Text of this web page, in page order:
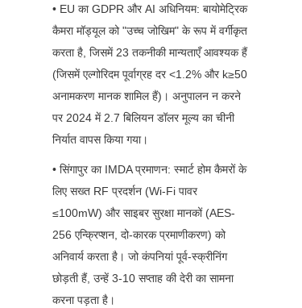
• EU का GDPR और AI अधिनियम: बायोमेट्रिक
कैमरा मॉड्यूल को "उच्च जोखिम" के रूप में वर्गीकृत
करता है, जिसमें 23 तकनीकी मान्यताएँ आवश्यक हैं
(जिसमें एल्गोरिदम पूर्वाग्रह दर <1.2% और k≥50
अनामकरण मानक शामिल हैं)। अनुपालन न करने
पर 2024 में 2.7 बिलियन डॉलर मूल्य का चीनी
निर्यात वापस किया गया।
• सिंगापुर का IMDA प्रमाणन: स्मार्ट होम कैमरों के
लिए सख्त RF प्रदर्शन (Wi-Fi पावर
≤100mW) और साइबर सुरक्षा मानकों (AES-
256 एन्क्रिप्शन, दो-कारक प्रमाणीकरण) को
अनिवार्य करता है। जो कंपनियां पूर्व-स्क्रीनिंग
छोड़ती हैं, उन्हें 3-10 सप्ताह की देरी का सामना
करना पड़ता है।